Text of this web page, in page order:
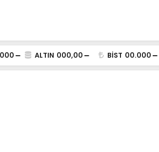
ALTIN 000,00 BİST 00.000